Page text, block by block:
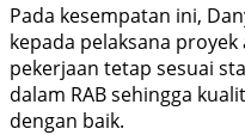
Pada kesempatan ini,
kepada pelaksana
pekerjaan tetap sesuai
dalam RAB sehingga
dengan baik.